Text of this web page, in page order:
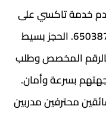
خدمة تاكسي على
مدار 24 ساعة باستخدام الرقم 65038762. الحجز بسيط
بالرقم المخصص وطلب
بسرعة وأمان.
محترفين مدربين